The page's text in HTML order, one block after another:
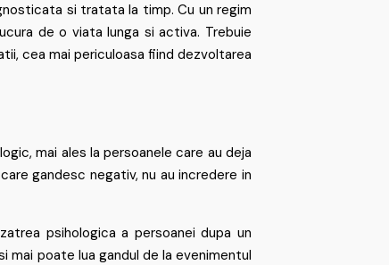
si tratata la timp. Cu un regim
de o viata lunga si activa. Trebuie
cea mai periculoasa fiind dezvoltarea
mai ales la persoanele care au deja
gandesc negativ, nu au incredere in
psihologica a persoanei dupa un
poate lua gandul de la evenimentul